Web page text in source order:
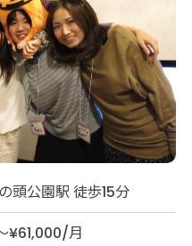
頭公園駅 徒歩15分
¥61,000/月